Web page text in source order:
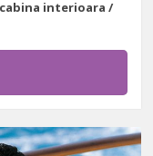
cabina interioara /